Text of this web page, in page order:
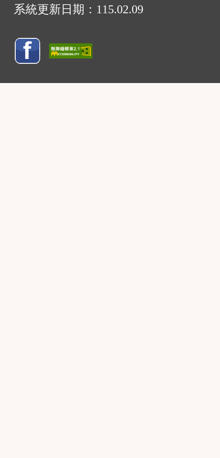
系統更新日期： 115.02.09